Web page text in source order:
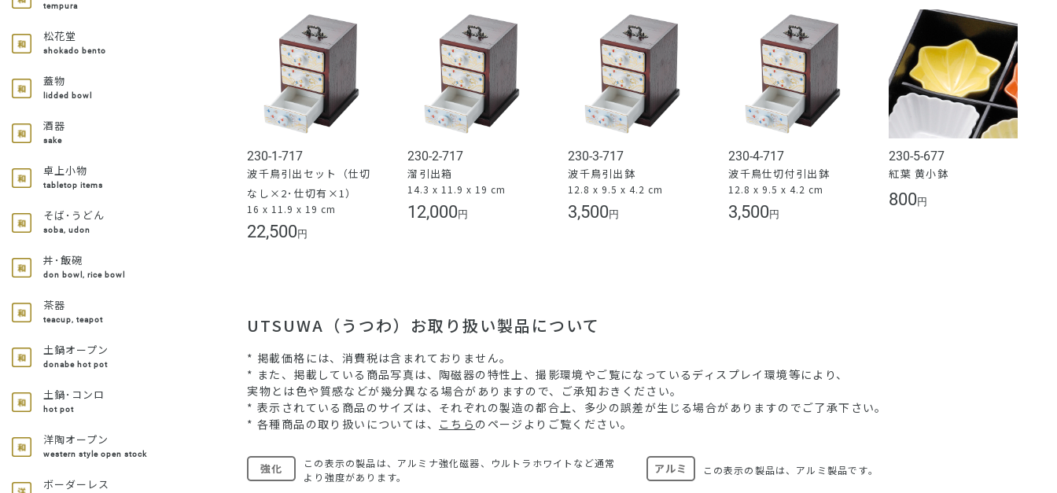
tempura
松花堂
shokado bento
蓋物
lidded bowl
酒器
sake
卓上小物
tabletop items
そば･うどん
soba, udon
丼･飯碗
don bowl, rice bowl
茶器
teacup, teapot
土鍋オープン
donabe hot pot
土鍋･コンロ
hot pot
洋陶オープン
western style open stock
ボーダーレス
230-1-717
波千鳥引出セット（仕切
なし×2･仕切有×1）
16 x 11.9 x 19 cm
22,500 円
230-2-717
溜引出箱
14.3 x 11.9 x 19 cm
12,000 円
230-3-717
波千鳥引出鉢
12.8 x 9.5 x 4.2 cm
3,500 円
230-4-717
波千鳥仕切付引出鉢
12.8 x 9.5 x 4.2 cm
3,500 円
230-5-677
紅葉 黄小鉢
800 円
UTSUWA（うつわ）お取り扱い製品について
* 掲載価格には、消費税は含まれておりません。
* また、掲載している商品写真は、陶磁器の特性上、撮影環境やご覧になっているディスプレイ環境等により、
実物とは色や質感などが幾分異なる場合がありますので、ご承知おきください。
* 表示されている商品のサイズは、それぞれの製造の都合上、多少の誤差が生じる場合がありますのでご了承下さい。
* 各種商品の取り扱いについては、 こちら のページよりご覧ください。
強化
この表示の製品は、アルミナ強化磁器、ウルトラホワイトなど通常
より強度があります。
アルミ この表示の製品は、アルミ製品です。